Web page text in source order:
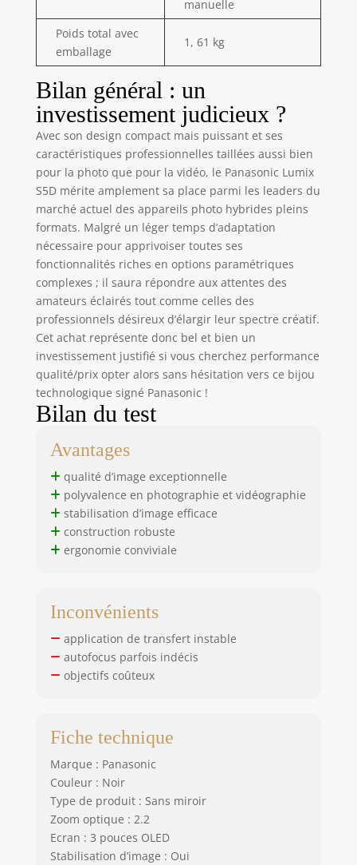
manuelle
Poids total avec
emballage
1, 61 kg
Bilan général : un
investissement judicieux ?
Avec son design compact mais puissant et ses
caractéristiques professionnelles taillées aussi bien
pour la photo que pour la vidéo, le Panasonic Lumix
S5D mérite amplement sa place parmi les leaders du
marché actuel des appareils photo hybrides pleins
formats. Malgré un léger temps d’adaptation
nécessaire pour apprivoiser toutes ses
fonctionnalités riches en options paramétriques
complexes ; il saura répondre aux attentes des
amateurs éclairés tout comme celles des
professionnels désireux d’élargir leur spectre créatif.
Cet achat représente donc bel et bien un
investissement justifié si vous cherchez performance
qualité/prix opter alors sans hésitation vers ce bijou
technologique signé Panasonic !
Bilan du test
Avantages
qualité d’image exceptionnelle
polyvalence en photographie et vidéographie
stabilisation d’image efficace
construction robuste
ergonomie conviviale
Inconvénients
application de transfert instable
autofocus parfois indécis
objectifs coûteux
Fiche technique
Marque : Panasonic
Couleur : Noir
Type de produit : Sans miroir
Zoom optique : 2.2
Ecran : 3 pouces OLED
Stabilisation d’image : Oui